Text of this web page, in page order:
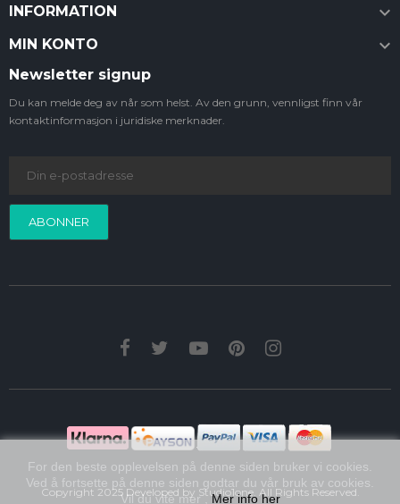
INFORMATION 
MIN KONTO 
Newsletter signup
Du kan melde deg av når som helst. Av den grunn, vennligst finn vår
kontaktinformasjon i juridiske merknader.
ABONNER
For den beste opplevelsen på denne siden bruker vi cookies.
Ved å fortsette på denne siden godtar du vår bruk av cookies.
Vil du vite mer ,Mer info her
Copyright 2025 Developed byStudio1one. All Rights Reserved.